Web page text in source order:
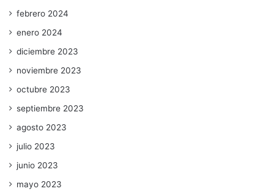
febrero 2024
enero 2024
diciembre 2023
noviembre 2023
octubre 2023
septiembre 2023
agosto 2023
julio 2023
junio 2023
mayo 2023